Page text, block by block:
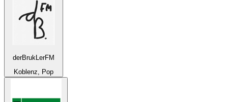
derBrukLerFM
Koblenz, Pop